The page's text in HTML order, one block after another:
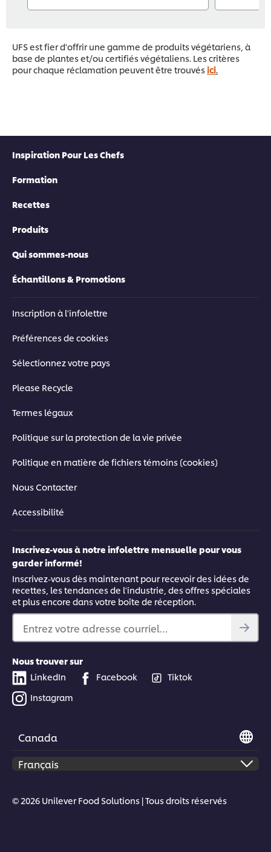
UFS est fier d'offrir une gamme de produits végétariens, à
base de plantes et/ou certifiés végétaliens. Les critères
pour chaque réclamation peuvent être trouvés ici.
Inspiration Pour Les Chefs
Formation
Recettes
Produits
Qui sommes-nous
Échantillons & Promotions
Inscription à l'infolettre
Préférences de cookies
Sélectionnez votre pays
Please Recycle
Termes légaux
Politique sur la protection de la vie privée
Politique en matière de fichiers témoins (cookies)
Nous Contacter
Accessibilité
Inscrivez-vous à notre infolettre mensuelle pour vous
garder informé!
Inscrivez-vous dès maintenant pour recevoir des idées de
recettes, les tendances de l'industrie, des offres spéciales
et plus encore dans votre boîte de réception.
Entrez votre adresse courriel…
Nous trouver sur
LinkedIn
Facebook
Tiktok
Instagram
Canada
© 2026 Unilever Food Solutions | Tous droits réservés